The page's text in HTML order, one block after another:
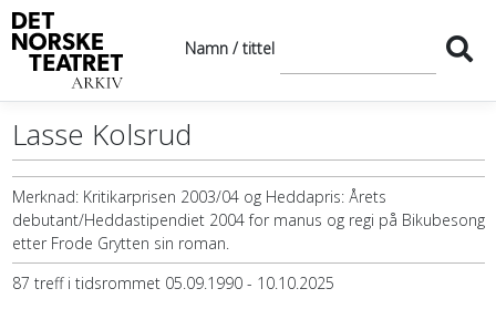
Namn / tittel
Lasse Kolsrud
Merknad: Kritikarprisen 2003/04 og Heddapris: Årets
debutant/Heddastipendiet 2004 for manus og regi på Bikubesong
etter Frode Grytten sin roman.
87 treff i tidsrommet 05.09.1990 - 10.10.2025